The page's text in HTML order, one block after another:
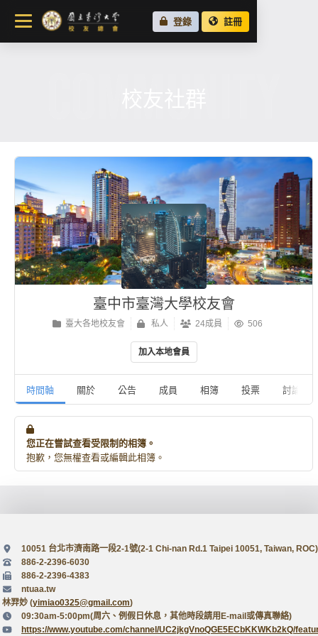
關於總會
最新消息
登錄 註冊
臺中市臺灣大學校友會
臺大各地校友會 私人 24成員 506
加入本地會員
時間軸 關於 公告 成員 相簿 投票 討論
您正在嘗試查看受限制的相簿。
抱歉，您無權查看或編輯此相簿。
10051 台北市濟南路一段2-1號(2-1 Chi-nan Rd.1 Taipei 10051, Taiwan, ROC)
886-2-2396-6030
886-2-2396-4383
ntuaa.tw
林羿妙 (yimiao0325@gmail.com)
09:30am-5:00pm(周六、例假日休息，其他時段請用E-mail或傳真聯絡)
https://www.youtube.com/channel/UC2jkgVnoQGE5ECbKKWKb2kQ/